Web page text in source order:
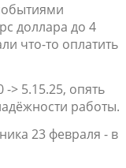
доллара до 4
что-то оплатить
> 5.15.25, опять
работы.
23 февраля - в